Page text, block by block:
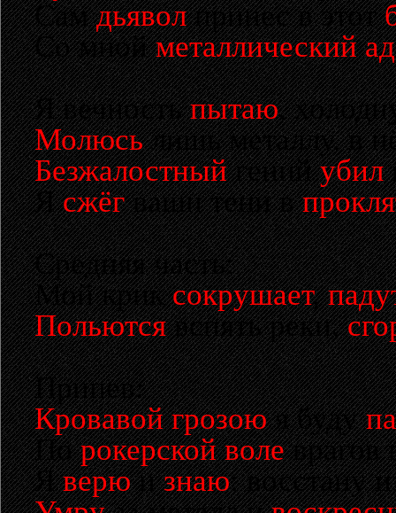
Самдьяволпринес в этот
Со мнойметаллический
Я вечностьпытаю,
Молюсьлишь металлу, в
Безжалостныйгенийубил
Ясжёгваши тени в
Средняя часть:
Мой криксокрушает,
Польютсявспять реки,
Припев:
Кровавой грозоюя буду
Порокерской волеврагов
Яверюизнаю: восстану